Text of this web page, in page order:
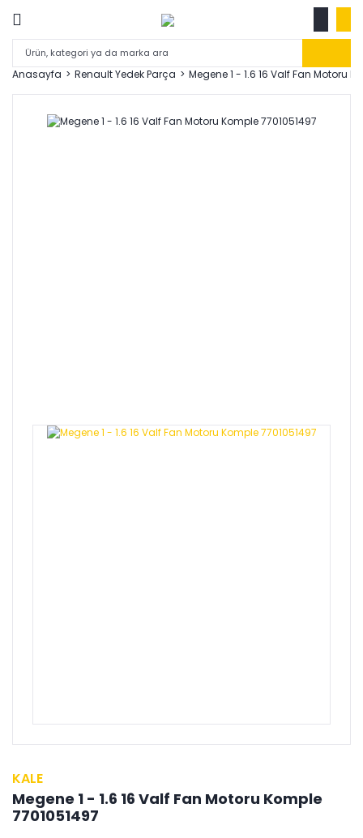
Anasayfa Renault Yedek Parça Megene 1 - 1.6 16 Valf Fan Motoru
KALE
Megene 1 - 1.6 16 Valf Fan Motoru Komple
7701051497